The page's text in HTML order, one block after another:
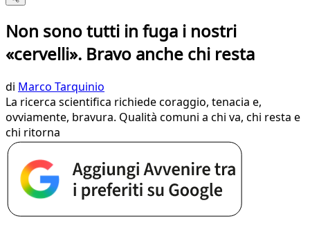
Non sono tutti in fuga i nostri
«cervelli». Bravo anche chi resta
di Marco Tarquinio
La ricerca scientifica richiede coraggio, tenacia e,
ovviamente, bravura. Qualità comuni a chi va, chi resta e
chi ritorna